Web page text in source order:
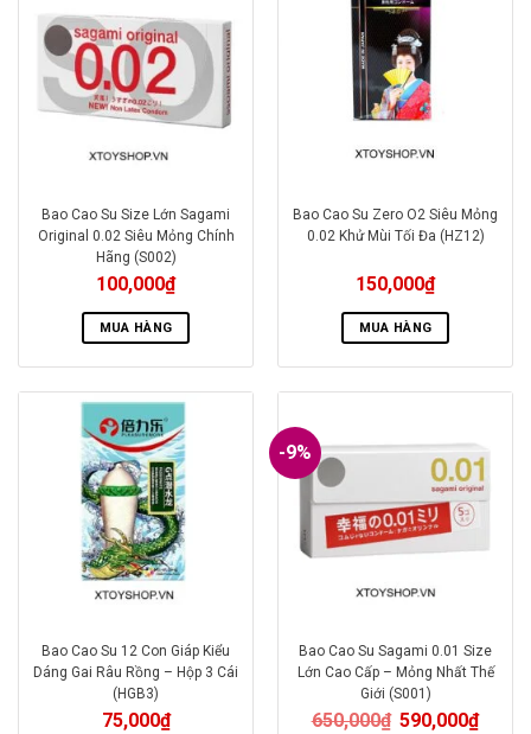
Bao Cao Su Size Lớn Sagami
Original 0.02 Siêu Mỏng Chính
Hãng (S002)
100,000₫
MUA HÀNG
Bao Cao Su Zero O2 Siêu Mỏng
0.02 Khử Mùi Tối Đa (HZ12)
150,000₫
MUA HÀNG
Bao Cao Su 12 Con Giáp Kiểu
Dáng Gai Râu Rồng – Hộp 3 Cái
(HGB3)
75,000₫
-9%
Bao Cao Su Sagami 0.01 Size
Lớn Cao Cấp – Mỏng Nhất Thế
Giới (S001)
650,000₫ 590,000₫